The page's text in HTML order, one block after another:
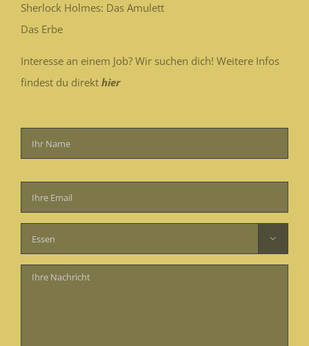
Sherlock Holmes: Das Amulett
Das Erbe
Interesse an einem Job? Wir suchen dich! Weitere Infos
findest du direkt hier
lasse
dieses
Feld
leer.
